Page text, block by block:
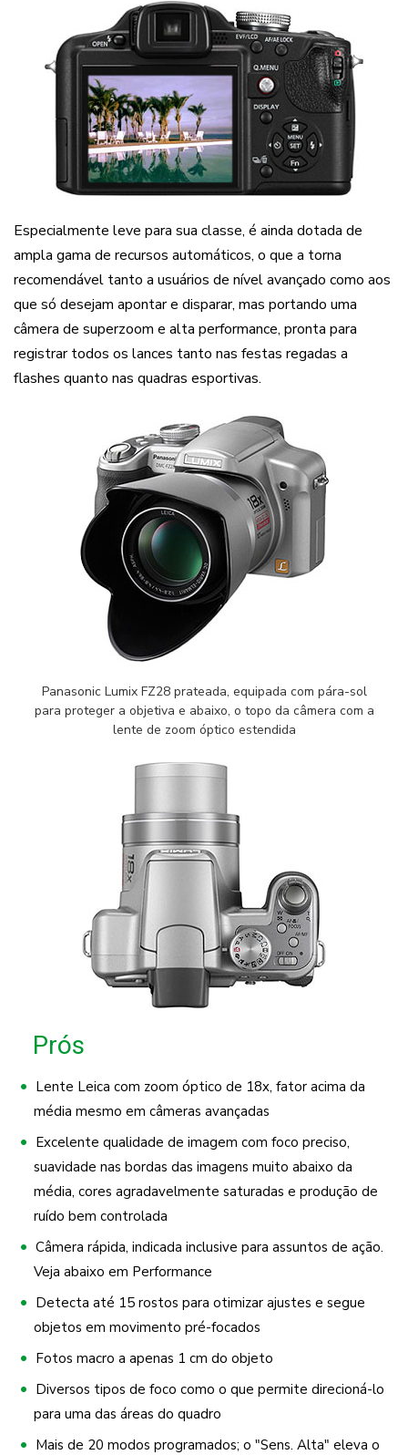
Especialmente leve para sua classe, é ainda dotada de
ampla gama de recursos automáticos, o que a torna
recomendável tanto a usuários de nível avançado como aos
que só desejam apontar e disparar, mas portando uma
câmera de superzoom e alta performance, pronta para
registrar todos os lances tanto nas festas regadas a
flashes quanto nas quadras esportivas.
Panasonic Lumix FZ28 prateada, equipada com pára-sol
para proteger a objetiva e abaixo, o topo da câmera com a
lente de zoom óptico estendida
Prós
Lente Leica com zoom óptico de 18x, fator acima da
média mesmo em câmeras avançadas
Excelente qualidade de imagem com foco preciso,
suavidade nas bordas das imagens muito abaixo da
média, cores agradavelmente saturadas e produção de
ruído bem controlada
Câmera rápida, indicada inclusive para assuntos de ação.
Veja abaixo em Performance
Detecta até 15 rostos para otimizar ajustes e segue
objetos em movimento pré-focados
Fotos macro a apenas 1 cm do objeto
Diversos tipos de foco como o que permite direcioná-lo
para uma das áreas do quadro
Mais de 20 modos programados; o "Sens. Alta" eleva o